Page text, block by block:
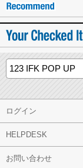
ログイン
HELPDESK
お問い合わせ